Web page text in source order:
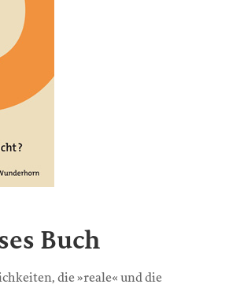
Buch
die »reale« und die